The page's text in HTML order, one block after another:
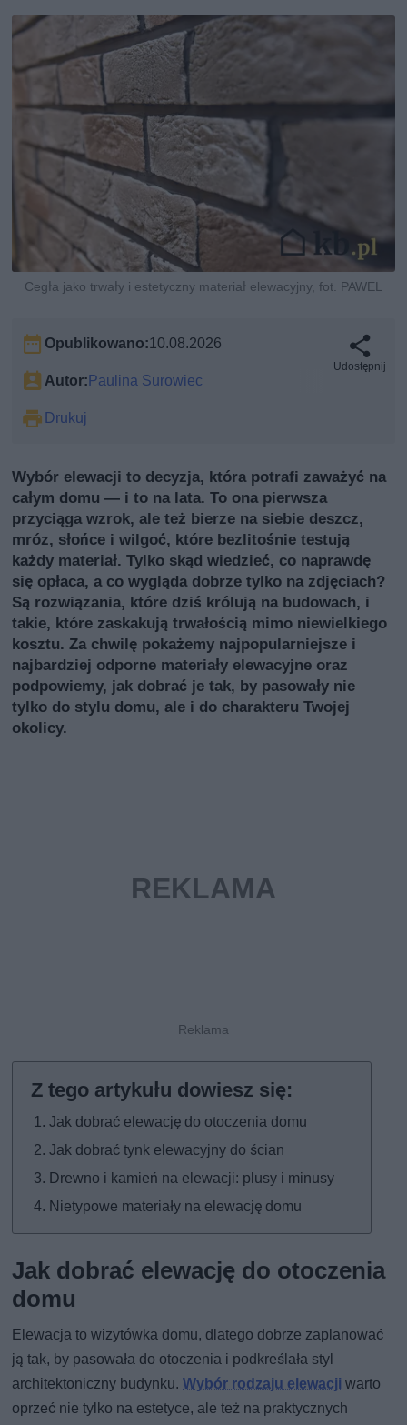
Cegła jako trwały i estetyczny materiał elewacyjny, fot. PAWEL
Opublikowano:10.08.2026
Autor:Paulina Surowiec
Drukuj
Udostępnij
Wybór elewacji to decyzja, która potrafi zaważyć na
całym domu — i to na lata. To ona pierwsza
przyciąga wzrok, ale też bierze na siebie deszcz,
mróz, słońce i wilgoć, które bezlitośnie testują
każdy materiał. Tylko skąd wiedzieć, co naprawdę
się opłaca, a co wygląda dobrze tylko na zdjęciach?
Są rozwiązania, które dziś królują na budowach, i
takie, które zaskakują trwałością mimo niewielkiego
kosztu. Za chwilę pokażemy najpopularniejsze i
najbardziej odporne materiały elewacyjne oraz
podpowiemy, jak dobrać je tak, by pasowały nie
tylko do stylu domu, ale i do charakteru Twojej
okolicy.
Jak dobrać elewację do otoczenia domu
Jak dobrać tynk elewacyjny do ścian
Drewno i kamień na elewacji: plusy i minusy
Nietypowe materiały na elewację domu
Jak dobrać elewację do otoczenia
domu
Elewacja to wizytówka domu, dlatego dobrze zaplanować
ją tak, by pasowała do otoczenia i podkreślała styl
architektoniczny budynku.Wybór rodzaju elewacji warto
oprzeć nie tylko na estetyce, ale też na praktycznych